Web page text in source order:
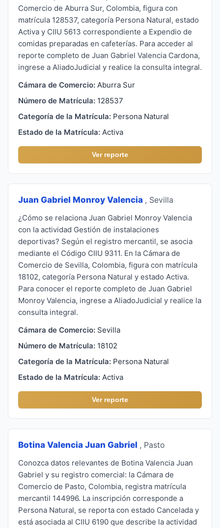
Comercio de Aburra Sur, Colombia, figura con
matrícula 128537, categoría Persona Natural, estado
Activa y CIIU 5613 correspondiente a Expendio de
comidas preparadas en cafeterías. Para acceder al
reporte completo de Juan Gabriel Valencia Cardona,
ingrese a AliadoJudicial y realice la consulta integral.
Cámara de Comercio: Aburra Sur
Número de Matrícula: 128537
Categoría de la Matrícula: Persona Natural
Estado de la Matrícula: Activa
Ver reporte
Juan Gabriel Monroy Valencia , Sevilla
¿Cómo se relaciona Juan Gabriel Monroy Valencia
con la actividad Gestión de instalaciones
deportivas? Según el registro mercantil, se asocia
mediante el Código CIIU 9311. En la Cámara de
Comercio de Sevilla, Colombia, figura con matrícula
18102, categoría Persona Natural y estado Activa.
Para conocer el reporte completo de Juan Gabriel
Monroy Valencia, ingrese a AliadoJudicial y realice la
consulta integral.
Cámara de Comercio: Sevilla
Número de Matrícula: 18102
Categoría de la Matrícula: Persona Natural
Estado de la Matrícula: Activa
Ver reporte
Botina Valencia Juan Gabriel , Pasto
Conozca datos relevantes de Botina Valencia Juan
Gabriel y su registro comercial: la Cámara de
Comercio de Pasto, Colombia, registra matrícula
mercantil 144996. La inscripción corresponde a
Persona Natural, se reporta con estado Cancelada y
está asociada al CIIU 6190 que describe la actividad